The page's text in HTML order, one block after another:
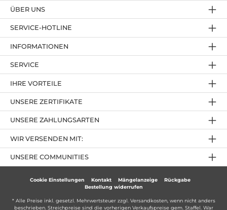
SERVICE-HOTLINE
IHRE VORTEILE
UNSERE ZAHLUNGSARTEN
ÜBER UNS
UNSERE ZERTIFIKATE
INFORMATIONEN
SERVICE
UNSERE COMMUNITIES
WIR VERSENDEN MIT:
Cookie Einstellungen Kontakt Mängelanzeige
Rückgabe
Bestellung widerrufen
* Alle Preise inkl. gesetzl. Mehrwertsteuer zzgl. Versandkosten, wenn nicht anders
beschrieben. Streichpreise sind die vorherigen Verkaufspreise gem. Staffel. War